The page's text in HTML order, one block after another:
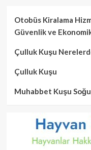
Otobüs Kiralama
Güvenlik ve
Çulluk Kuşu
Çulluk Kuşu
Muhabbet Kuşu